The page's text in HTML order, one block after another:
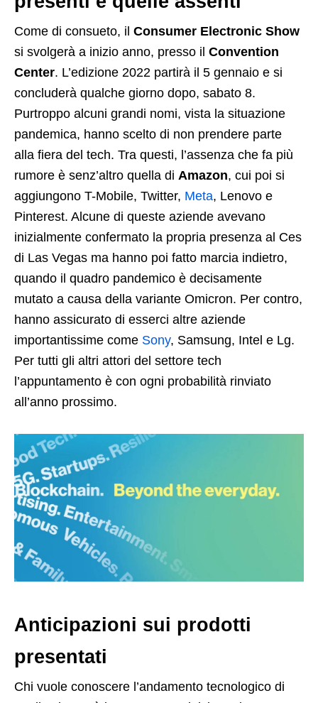
Come di consueto, il Consumer Electronic Show
si svolgerà a inizio anno, presso il Convention
Center. L’edizione 2022 partirà il 5 gennaio e si
concluderà qualche giorno dopo, sabato 8.
Purtroppo alcuni grandi nomi, vista la situazione
pandemica, hanno scelto di non prendere parte
alla fiera del tech. Tra questi, l’assenza che fa più
rumore è senz’altro quella di Amazon, cui poi si
aggiungono T-Mobile, Twitter, Meta, Lenovo e
Pinterest. Alcune di queste aziende avevano
inizialmente confermato la propria presenza al Ces
di Las Vegas ma hanno poi fatto marcia indietro,
quando il quadro pandemico è decisamente
mutato a causa della variante Omicron. Per contro,
hanno assicurato di esserci altre aziende
importantissime come Sony, Samsung, Intel e Lg.
Per tutti gli altri attori del settore tech
l’appuntamento è con ogni probabilità rinviato
all’anno prossimo.
Anticipazioni sui prodotti
presentati
Chi vuole conoscere l’andamento tecnologico di